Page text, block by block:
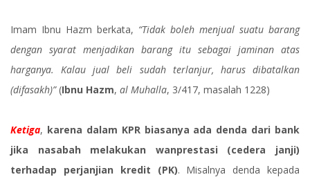
Imam Ibnu Hazm berkata, “Tidak boleh menjual suatu barang
dengan syarat menjadikan barang itu sebagai jaminan atas
harganya. Kalau jual beli sudah terlanjur, harus dibatalkan
(difasakh)”(Ibnu Hazm, al Muhalla, 3/417, masalah 1228)
Ketiga, karena dalam KPR biasanya ada denda dari bank
jika nasabah melakukan wanprestasi (cedera janji)
terhadap perjanjian kredit (PK). Misalnya denda kepada